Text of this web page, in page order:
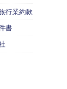
行業約款
書